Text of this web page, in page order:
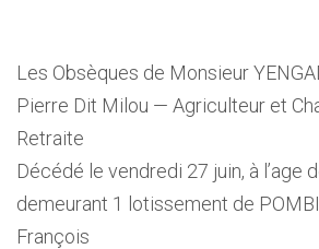
Les Obsèques de Monsieur
Pierre Dit Milou — Agriculteur et
Retraite
Décédé le vendredi 27 juin, à l’age
demeurant 1 lotissement de
François